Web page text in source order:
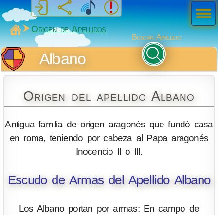
MiSabueso
Origen de Apellidos
Buscar Apellido
Albano
Origen del apellido Albano
Antigua familia de origen aragonés que fundó casa
en roma, teniendo por cabeza al Papa aragonés
Inocencio II o III.
Escudo de Armas del Apellido Albano
Los Albano portan por armas: En campo de
Men
ú